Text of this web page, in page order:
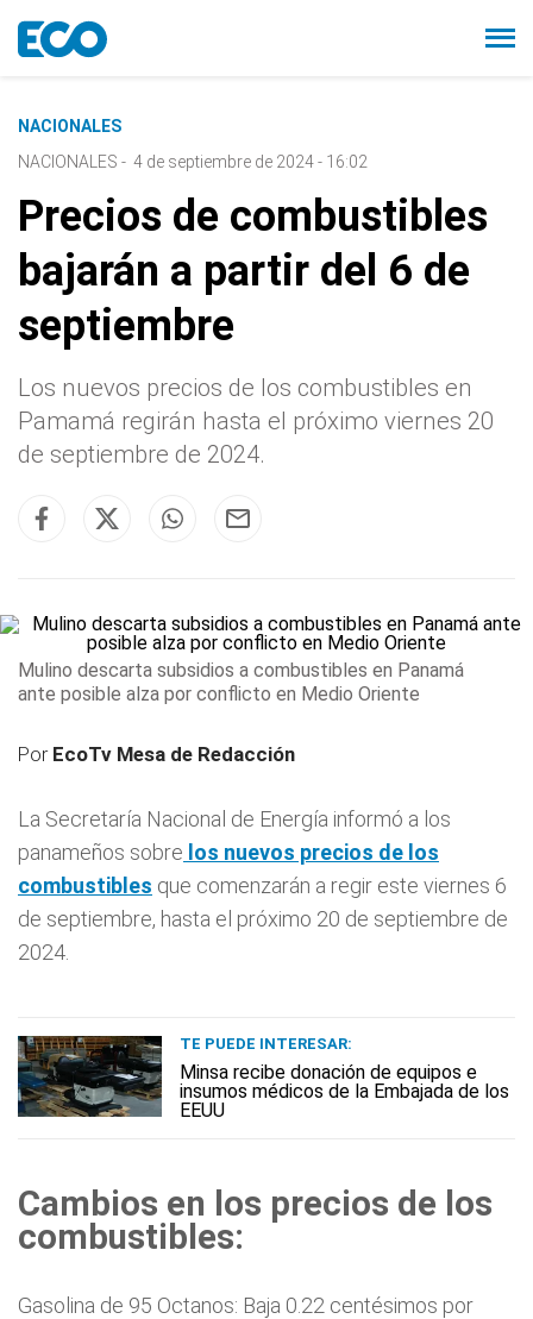
NACIONALES
NACIONALES - 4 de septiembre de 2024 - 16:02
Precios de combustibles
bajarán a partir del 6 de
septiembre
Los nuevos precios de los combustibles en
Pamamá regirán hasta el próximo viernes 20
de septiembre de 2024.
Mulino descarta subsidios a combustibles en Panamá
ante posible alza por conflicto en Medio Oriente
Por EcoTv Mesa de Redacción
La Secretaría Nacional de Energía informó a los
panameños sobre los nuevos precios de los
combustibles que comenzarán a regir este viernes 6
de septiembre, hasta el próximo 20 de septiembre de
2024.
TE PUEDE INTERESAR:
Minsa recibe donación de equipos e
insumos médicos de la Embajada de los
EEUU
Cambios en los precios de los
combustibles:
Gasolina de 95 Octanos: Baja 0.22 centésimos por